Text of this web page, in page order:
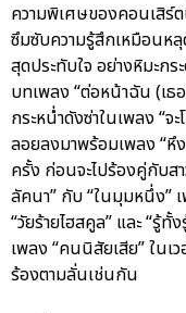
ความพิเศษของคอนเสิร์
ซึมซับความรู้สึกเหมือนหลุ
สุดประทับใจ อย่างหิมะก
บทเพลง “ต่อหน้าฉัน (เธ
กระหน่ำดังซ่าในเพลง “
ลอยลงมาพร้อมเพลง “หึ
ครั้ง ก่อนจะไปร้องคู่กับส
ลัคนา” กับ “ในมุมหนึ่ง”
“วัยร้ายไฮสคูล” และ “รู้ทั้
เพลง “คนนิสัยเสีย” ใน
ร้องตามลั่นเช่นกัน